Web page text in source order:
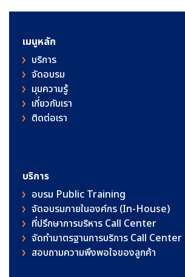
เมนูหลัก
บริการ
จัดอบรม
มุมความรู้
เกี่ยวกับเรา
ติดต่อเรา
บริการ
อบรม Public Training
จัดอบรมภายในองค์กร (In-House)
ที่ปรึกษาการบริหาร Call Center
จัดทำมาตรฐานการบริการ Call Center
สอบถามความพึงพอใจของลูกค้า